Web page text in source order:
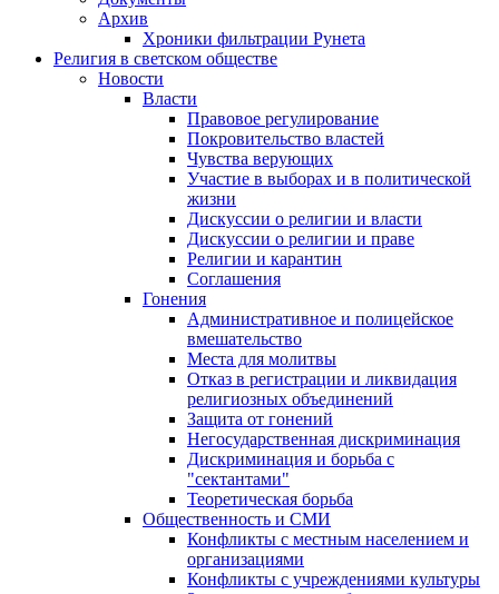
Архив
Хроники фильтрации Рунета
Религия в светском обществе
Новости
Власти
Правовое регулирование
Покровительство властей
Чувства верующих
Участие в выборах и в политической
жизни
Дискуссии о религии и власти
Дискуссии о религии и праве
Религии и карантин
Соглашения
Гонения
Административное и полицейское
вмешательство
Места для молитвы
Отказ в регистрации и ликвидация
религиозных объединений
Защита от гонений
Негосударственная дискриминация
Дискриминация и борьба с
"сектантами"
Теоретическая борьба
Общественность и СМИ
Конфликты с местным населением и
организациями
Конфликты с учреждениями культуры